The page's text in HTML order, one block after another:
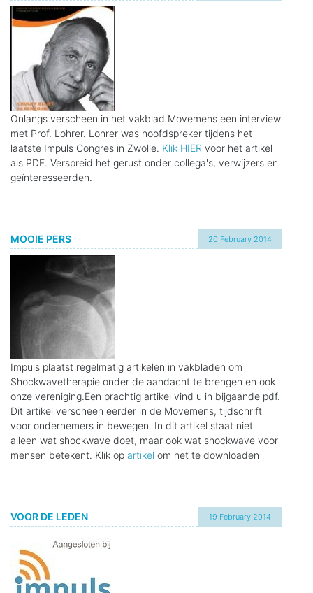
Onlangs verscheen in het vakblad Movemens een interview
met Prof. Lohrer. Lohrer was hoofdspreker tijdens het
laatste Impuls Congres in Zwolle. Klik HIER voor het artikel
als PDF. Verspreid het gerust onder collega's, verwijzers en
geïnteresseerden.
MOOIE PERS 20 February 2014
Impuls plaatst regelmatig artikelen in vakbladen om
Shockwavetherapie onder de aandacht te brengen en ook
onze vereniging.Een prachtig artikel vind u in bijgaande pdf.
Dit artikel verscheen eerder in de Movemens, tijdschrift
voor ondernemers in bewegen. In dit artikel staat niet
alleen wat shockwave doet, maar ook wat shockwave voor
mensen betekent. Klik op artikel om het te downloaden
VOOR DE LEDEN 19 February 2014